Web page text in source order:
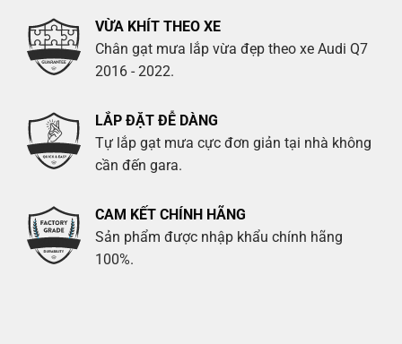
VỪA KHÍT THEO XE
Chân gạt mưa lắp vừa đẹp theo xe Audi Q7
2016 - 2022.
LẮP ĐẶT ĐỄ DÀNG
Tự lắp gạt mưa cực đơn giản tại nhà không
cần đến gara.
CAM KẾT CHÍNH HÃNG
Sản phẩm được nhập khẩu chính hãng
100%.